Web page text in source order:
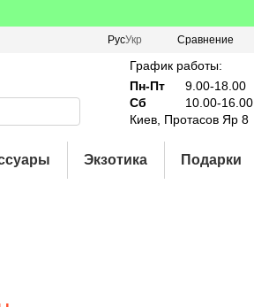
РусУкр Сравнение
График работы:
Пн-Пт
9.00-18.00
Сб
10.00-16.00
Киев, Протасов Яр 8
Экзотика Подарки